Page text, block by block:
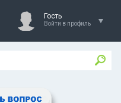
Гость
Войти в профиль